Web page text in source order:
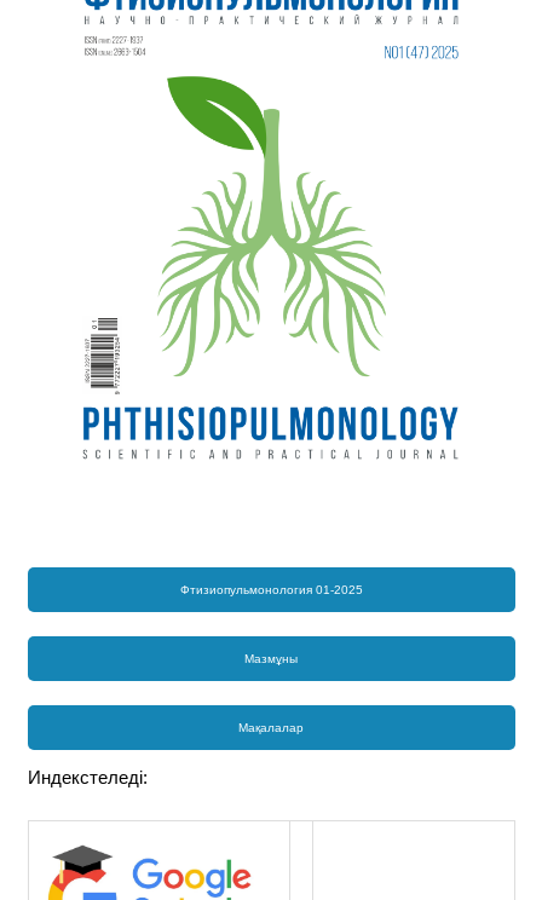
Фтизиопульмонология 01-2025
Мазмұны
Мақалалар
Индекстеледі: